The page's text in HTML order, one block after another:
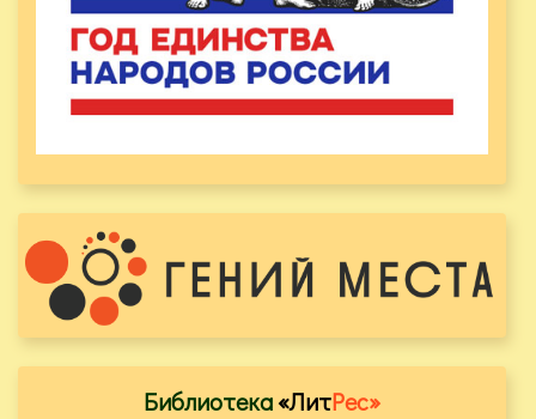
Библиотека«ЛитРес»